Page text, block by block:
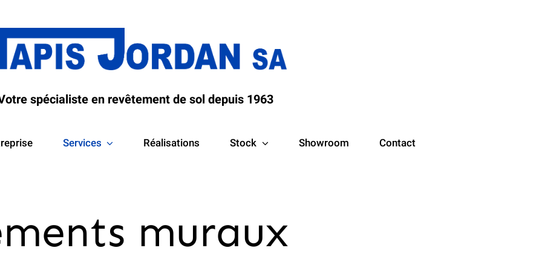
spécialiste en revêtement de sol depuis 1963
Services Réalisations Stock Showroom Contact
muraux